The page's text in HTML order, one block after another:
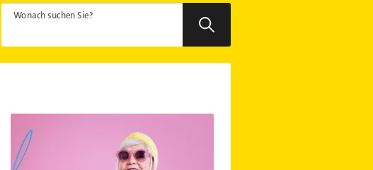
Wonach suchen Sie?